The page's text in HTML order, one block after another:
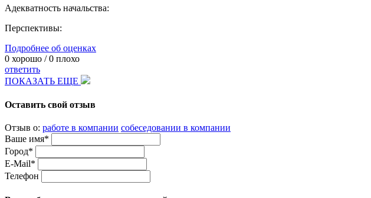
Адекватность начальства:
Перспективы:
Подробнее об оценках
0 хорошо /0 плохо
ответить
ПОКАЗАТЬ ЕЩЕ
Оставить свой отзыв
Отзыв о: работе в компании собеседовании в компании
Ваше имя*
Город*
E-Mail*
Телефон